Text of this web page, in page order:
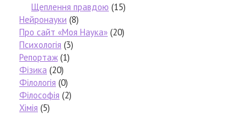
Щеплення правдою (15)
Нейронауки (8)
Про сайт «Моя Наука» (20)
Психологія (3)
Репортаж(1)
Фізика (20)
Філологія (0)
Філософія (2)
Хімія (5)